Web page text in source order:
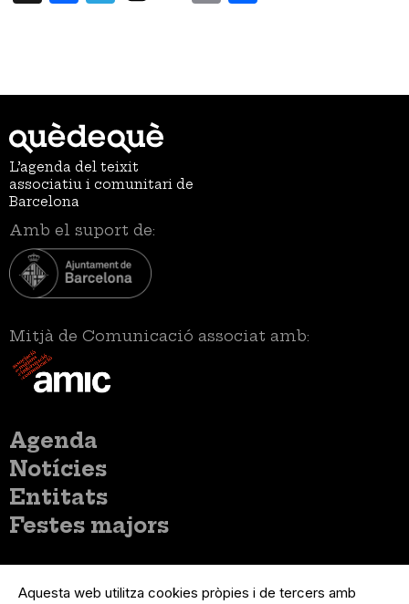
L’agenda del teixit
associatiu i comunitari de
Barcelona
Amb el suport de:
Mitjà de Comunicació associat amb:
Menú
principal
Agenda
Notícies
Entitats
Festes majors
del
Aquesta web utilitza cookies pròpies i de tercers amb